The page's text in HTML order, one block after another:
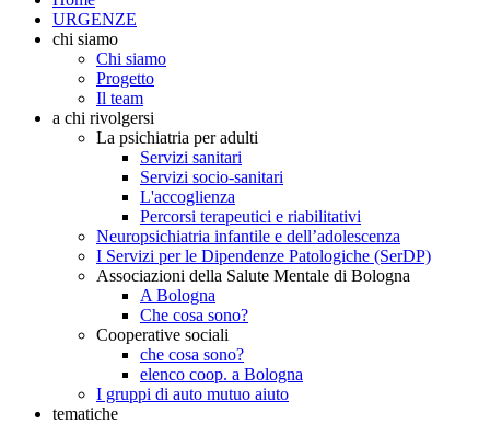
URGENZE
chi siamo
Chi siamo
Progetto
Il team
a chi rivolgersi
La psichiatria per adulti
Servizi sanitari
Servizi socio-sanitari
L'accoglienza
Percorsi terapeutici e riabilitativi
Neuropsichiatria infantile e dell’adolescenza
I Servizi per le Dipendenze Patologiche (SerDP)
Associazioni della Salute Mentale di Bologna
A Bologna
Che cosa sono?
Cooperative sociali
che cosa sono?
elenco coop. a Bologna
I gruppi di auto mutuo aiuto
tematiche